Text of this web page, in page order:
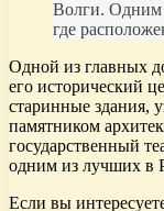
Волги. Одним
где
Одной из главных
его исторический
старинные здания,
памятником
государственный
одним из лучших в
Если вы